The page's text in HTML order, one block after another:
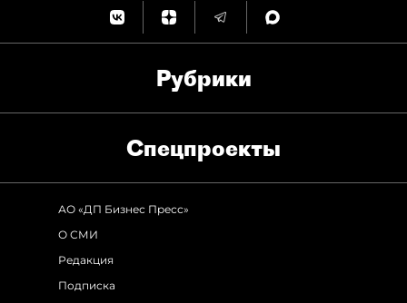
Рубрики
Спец­проекты
АО «ДП Бизнес Пресс»
О СМИ
Редакция
Подписка